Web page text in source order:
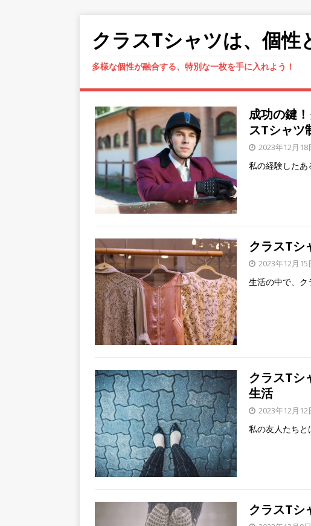
クラスTシャツは、個
多様な個性が融合する、特別な一枚を手に入れよう！
成功の鍵
スTシャツ
2023年12月18
私の経験した
クラスTシ
2023年12月15
生活の中で、ク
クラスTシ
生活
2023年12月12
私の友人たちと
クラスTシ